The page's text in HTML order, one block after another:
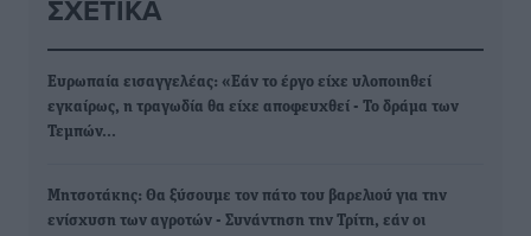
ΣΧΕΤΙΚΆ
Ευρωπαία εισαγγελέας: «Εάν το έργο είχε υλοποιηθεί
εγκαίρως, η τραγωδία θα είχε αποφευχθεί - Το δράμα των
Τεμπών…
Μητσοτάκης: Θα ξύσουμε τον πάτο του βαρελιού για την
ενίσχυση των αγροτών - Συνάντηση την Τρίτη, εάν οι